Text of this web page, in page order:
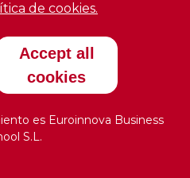
(Doble Titulación +
Pública (Doble Titulación +
de Epidemias y Riesgos
(Doble Titulación
de cookies.
Accept all
cookies
es Euroinnova Business
S.L.